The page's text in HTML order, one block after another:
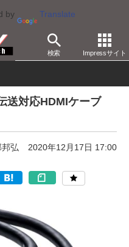
by Translate
検索 Impressサイト
送対応HDMIケーブ
邦弘 2020年12月17日 17:00